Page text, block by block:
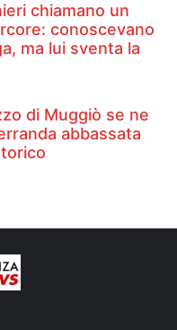
chiamano un
conoscevano
ma lui sventa la
di Muggiò se ne
abbassata